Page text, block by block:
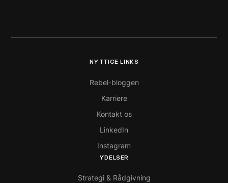
NYTTIGE LINKS
Rebel-bloggen
Karriere
Kontakt os
LinkedIn
Instagram
YDELSER
Strategi & Rådgivning